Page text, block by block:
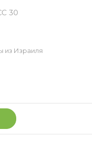
30
из Израиля